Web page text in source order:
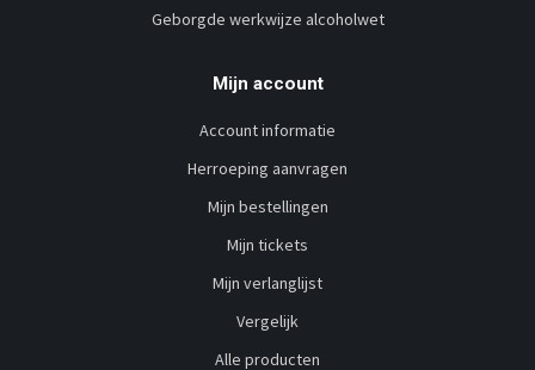
Geborgde werkwijze alcoholwet
Mijn account
Account informatie
Herroeping aanvragen
Mijn bestellingen
Mijn tickets
Mijn verlanglijst
Vergelijk
Alle producten